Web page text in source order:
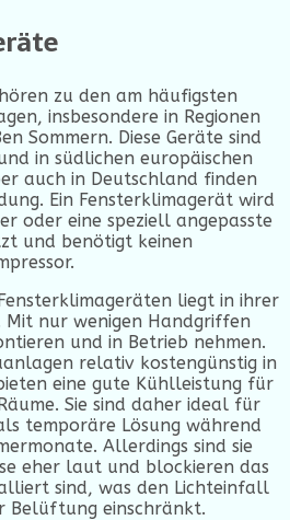
zu den am häufigsten
insbesondere in Regionen
Sommern. Diese Geräte sind
in südlichen europäischen
auch in Deutschland finden
Ein Fensterklimagerät wird
oder eine speziell angepasste
und benötigt keinen
liegt in ihrer
nur wenigen Handgriffen
und in Betrieb nehmen.
relativ kostengünstig in
eine gute Kühlleistung für
Sie sind daher ideal für
temporäre Lösung während
Allerdings sind sie
eher laut und blockieren das
sind, was den Lichteinfall
Belüftung einschränkt.